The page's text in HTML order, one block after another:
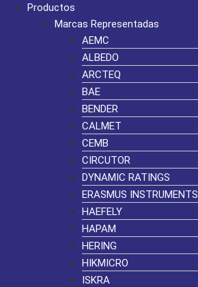
Productos
Marcas Representadas
AEMC
ALBEDO
ARCTEQ
BAE
BENDER
CALMET
CEMB
CIRCUTOR
DYNAMIC RATINGS
ERASMUS INSTRUMENTS
HAEFELY
HAPAM
HERING
HIKMICRO
ISKRA